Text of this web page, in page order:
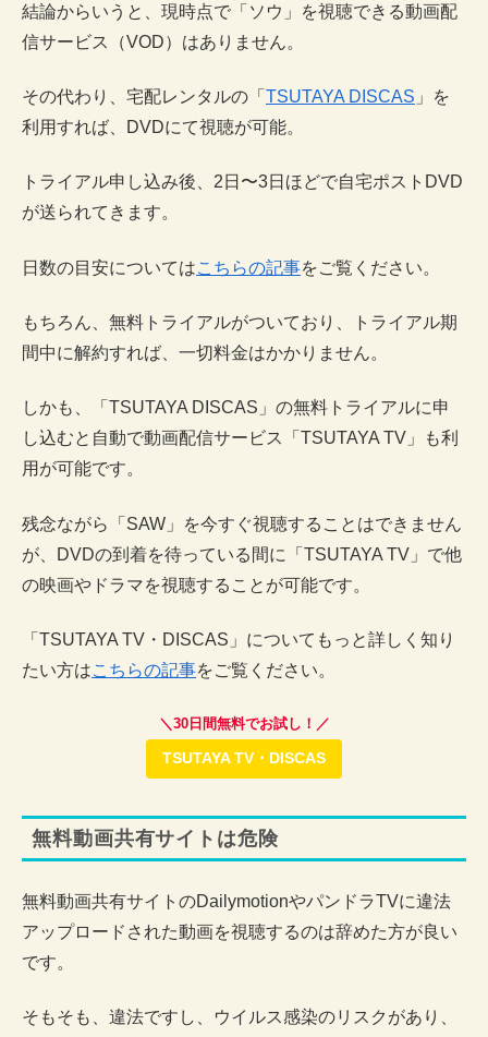
結論からいうと、現時点で「ソウ」を視聴できる動画配
信サービス（VOD）はありません。
その代わり、宅配レンタルの「 TSUTAYA DISCAS 」を
利用すれば、DVDにて視聴が可能。
トライアル申し込み後、2日〜3日ほどで自宅ポストDVD
が送られてきます。
日数の目安についてはこちらの記事をご覧ください。
もちろん、無料トライアルがついており、トライアル期
間中に解約すれば、一切料金はかかりません。
しかも、「TSUTAYA DISCAS」の無料トライアルに申
し込むと自動で動画配信サービス「TSUTAYA TV」も利
用が可能です。
残念ながら「SAW」を今すぐ視聴することはできません
が、DVDの到着を待っている間に「TSUTAYA TV」で他
の映画やドラマを視聴することが可能です。
「TSUTAYA TV・DISCAS」についてもっと詳しく知り
たい方はこちらの記事をご覧ください。
＼30日間無料でお試し！／
TSUTAYA TV・DISCAS
無料動画共有サイトは危険
無料動画共有サイトのDailymotionやパンドラTVに違法
アップロードされた動画を視聴するのは辞めた方が良い
です。
そもそも、違法ですし、ウイルス感染のリスクがあり、